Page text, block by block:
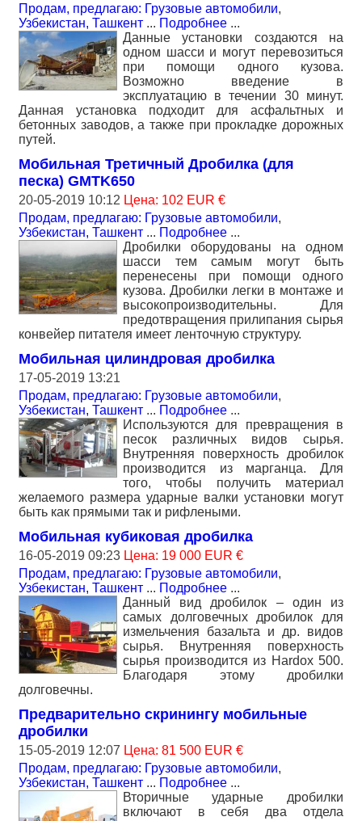
Продам, предлагаю: Грузовые автомобили,
Узбекистан, Ташкент ... Подробнее ...
Данные установки создаются на
одном шасси и могут перевозиться
при помощи одного кузова.
Возможно введение в
эксплуатацию в течении 30 минут.
Данная установка подходит для асфальтных и
бетонных заводов, а также при прокладке дорожных
путей.
Мобильная Третичный Дробилка (для
песка) GMTK650
20-05-2019 10:12 Цена: 102 EUR €
Продам, предлагаю: Грузовые автомобили,
Узбекистан, Ташкент ... Подробнее ...
Дробилки оборудованы на одном
шасси тем самым могут быть
перенесены при помощи одного
кузова. Дробилки легки в монтаже и
высокопроизводительны. Для
предотвращения прилипания сырья
конвейер питателя имеет ленточную структуру.
Мобильная цилиндровая дробилка
17-05-2019 13:21
Продам, предлагаю: Грузовые автомобили,
Узбекистан, Ташкент ... Подробнее ...
Используются для превращения в
песок различных видов сырья.
Внутренняя поверхность дробилок
производится из марганца. Для
того, чтобы получить материал
желаемого размера ударные валки установки могут
быть как прямыми так и рифлеными.
Мобильная кубиковая дробилка
16-05-2019 09:23 Цена: 19 000 EUR €
Продам, предлагаю: Грузовые автомобили,
Узбекистан, Ташкент ... Подробнее ...
Данный вид дробилок – один из
самых долговечных дробилок для
измельчения базальта и др. видов
сырья. Внутренняя поверхность
сырья производится из Hardox 500.
Благодаря этому дробилки
долговечны.
Предварительно скринингу мобильные
дробилки
15-05-2019 12:07 Цена: 81 500 EUR €
Продам, предлагаю: Грузовые автомобили,
Узбекистан, Ташкент ... Подробнее ...
Вторичные ударные дробилки
включают в себя два отдела